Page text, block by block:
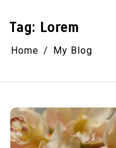
Tag: Lorem
Home My Blog